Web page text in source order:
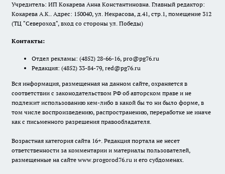
Учредитель: ИП Кокарева Анна Константиновна. Главный редактор:
Кокарева А.К.. Адрес: 150040, ул. Некрасова, д.41, стр.1, помещение 312
(ТЦ "Североход", вход со стороны ул. Победы)
Контакты:
Отдел рекламы: (4852) 28-66-16, pro@pg76.ru
Редакция: (4852) 33-84-79, red@pg76.ru
Вся информация, размещенная на данном сайте, охраняется в
соответствии с законодательством РФ об авторском праве и не
подлежит использованию кем-либо в какой бы то ни было форме, в
том числе воспроизведению, распространению, переработке не иначе
как с письменного разрешения правообладателя.
Возрастная категория сайта 16+. Редакция портала не несет
ответственности за комментарии и материалы пользователей,
размещенные на сайте www.progorod76.ru и его субдоменах.